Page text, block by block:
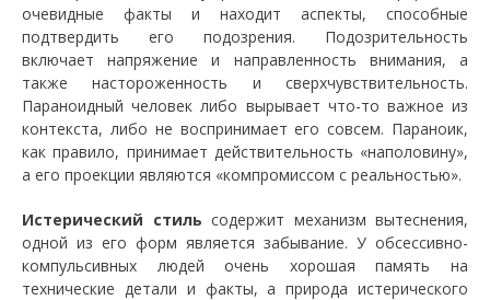
очевидные факты и находит аспекты, способные
подтвердить его подозрения. Подозрительность
включает напряжение и направленность внимания, а
также настороженность и сверхчувствительность.
Параноидный человек либо вырывает что-то важное из
контекста, либо не воспринимает его совсем. Параноик,
как правило, принимает действительность «наполовину»,
а его проекции являются «компромиссом с реальностью».
Истерический стиль содержит механизм вытеснения,
одной из его форм является забывание. У обсессивно-
компульсивных людей очень хорошая память на
технические детали и факты, а природа истерического